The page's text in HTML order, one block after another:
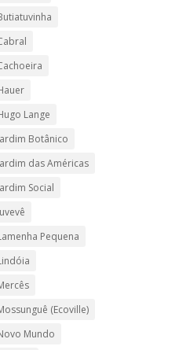
Lange
Botânico
das Américas
Social
Pequena
(Ecoville)
Mundo